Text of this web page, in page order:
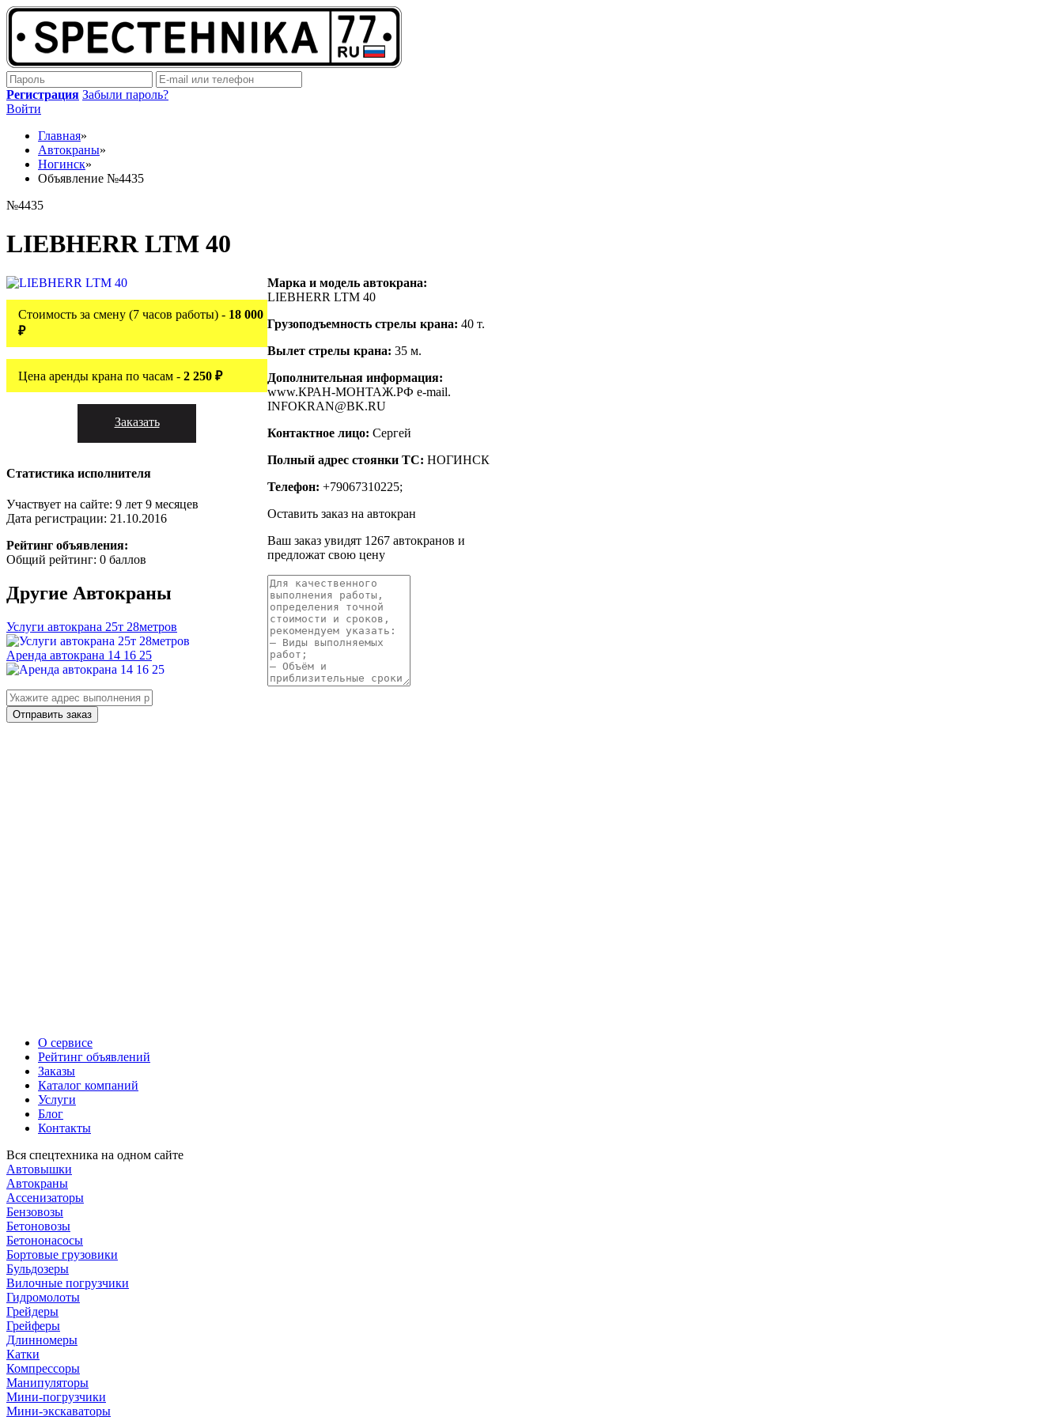
Регистрация Забыли пароль?
Войти
Главная»
Автокраны»
Ногинск»
Объявление №4435
№4435
LIEBHERR LTM 40
Стоимость за смену (7 часов работы) - 18 000
₽
Цена аренды крана по часам - 2 250 ₽
Заказать
Статистика исполнителя
Участвует на сайте: 9 лет 9 месяцев
Дата регистрации: 21.10.2016
Рейтинг объявления:
Общий рейтинг: 0 баллов
Другие Автокраны
Услуги автокрана 25т 28метров
Аренда автокрана 14 16 25
Марка и модель автокрана:
LIEBHERR LTM 40
Грузоподъемность стрелы крана: 40 т.
Вылет стрелы крана: 35 м.
Дополнительная информация:
www.КРАН-МОНТАЖ.РФ e-mail.
INFOKRAN@BK.RU
Контактное лицо: Сергей
Полный адрес стоянки ТС: НОГИНСК
Телефон: +79067310225;
Оставить заказ на автокран
Ваш заказ увидят 1267 автокранов и
предложат свою цену
О сервисе
Рейтинг объявлений
Заказы
Каталог компаний
Услуги
Блог
Контакты
Вся спецтехника на одном сайте
Автовышки
Автокраны
Ассенизаторы
Бензовозы
Бетоновозы
Бетононасосы
Бортовые грузовики
Бульдозеры
Вилочные погрузчики
Гидромолоты
Грейдеры
Грейферы
Длинномеры
Катки
Компрессоры
Манипуляторы
Мини-погрузчики
Мини-экскаваторы